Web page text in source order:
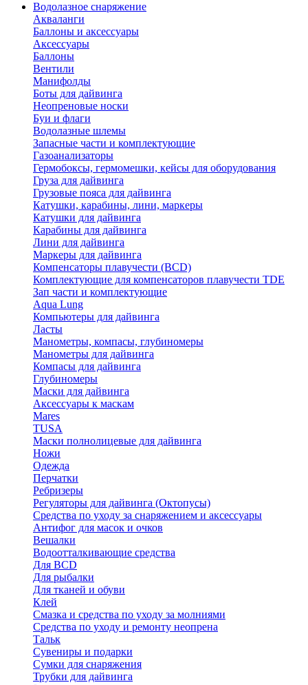
Водолазное снаряжение
Акваланги
Баллоны и аксессуары
Аксессуары
Баллоны
Вентили
Манифолды
Боты для дайвинга
Неопреновые носки
Буи и флаги
Водолазные шлемы
Запасные части и комплектующие
Газоанализаторы
Гермобоксы, гермомешки, кейсы для оборудования
Груза для дайвинга
Грузовые пояса для дайвинга
Катушки, карабины, лини, маркеры
Катушки для дайвинга
Карабины для дайвинга
Лини для дайвинга
Маркеры для дайвинга
Компенсаторы плавучести (BCD)
Комплектующие для компенсаторов плавучести TDE
Зап части и комплектующие
Aqua Lung
Компьютеры для дайвинга
Ласты
Манометры, компасы, глубиномеры
Манометры для дайвинга
Компасы для дайвинга
Глубиномеры
Маски для дайвинга
Аксессуары к маскам
Mares
TUSA
Маски полнолицевые для дайвинга
Ножи
Одежда
Перчатки
Ребризеры
Регуляторы для дайвинга (Октопусы)
Средства по уходу за снаряжением и аксессуары
Антифог для масок и очков
Вешалки
Водоотталкивающие средства
Для BCD
Для рыбалки
Для тканей и обуви
Клей
Смазка и средства по уходу за молниями
Средства по уходу и ремонту неопрена
Тальк
Сувениры и подарки
Сумки для снаряжения
Трубки для дайвинга